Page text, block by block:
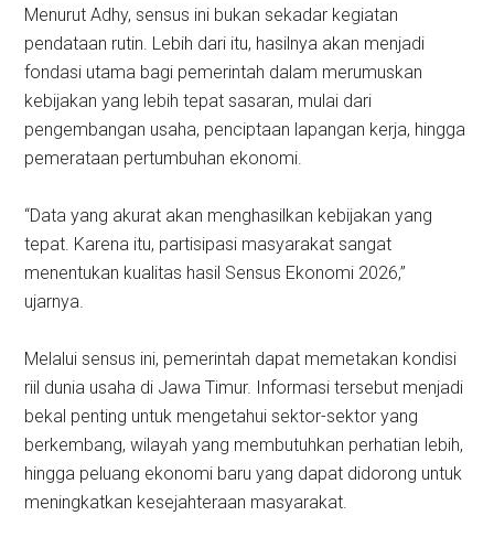
Menurut Adhy, sensus ini bukan sekadar kegiatan
pendataan rutin. Lebih dari itu, hasilnya akan menjadi
fondasi utama bagi pemerintah dalam merumuskan
kebijakan yang lebih tepat sasaran, mulai dari
pengembangan usaha, penciptaan lapangan kerja, hingga
pemerataan pertumbuhan ekonomi.
“Data yang akurat akan menghasilkan kebijakan yang
tepat. Karena itu, partisipasi masyarakat sangat
menentukan kualitas hasil Sensus Ekonomi 2026,”
ujarnya.
Melalui sensus ini, pemerintah dapat memetakan kondisi
riil dunia usaha di Jawa Timur. Informasi tersebut menjadi
bekal penting untuk mengetahui sektor-sektor yang
berkembang, wilayah yang membutuhkan perhatian lebih,
hingga peluang ekonomi baru yang dapat didorong untuk
meningkatkan kesejahteraan masyarakat.